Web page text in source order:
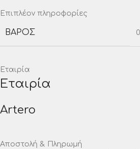
Επιπλέον πληροφορίες
ΒΆΡΟΣ
Εταιρία
Εταιρία
Artero
Αποστολή & Πληρωμή